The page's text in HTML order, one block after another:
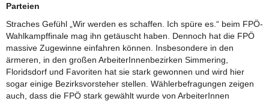
Parteien
Straches Gefühl „Wir werden es schaffen. Ich spüre es.“ beim FPÖ-
Wahlkampffinale mag ihn getäuscht haben. Dennoch hat die FPÖ
massive Zugewinne einfahren können. Insbesondere in den
ärmeren, in den großen ArbeiterInnenbezirken Simmering,
Floridsdorf und Favoriten hat sie stark gewonnen und wird hier
sogar einige Bezirksvorsteher stellen. Wählerbefragungen zeigen
auch, dass die FPÖ stark gewählt wurde von ArbeiterInnen